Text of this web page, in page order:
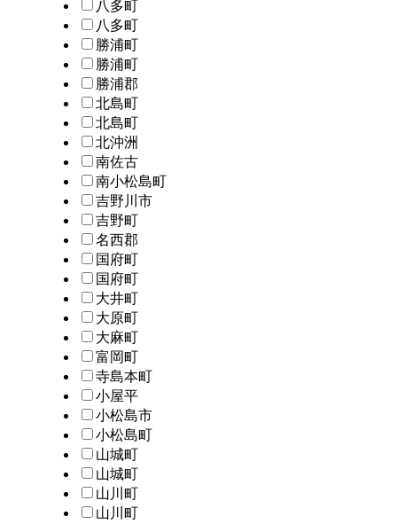
八多町
八多町
勝浦町
勝浦町
勝浦郡
北島町
北島町
北沖洲
南佐古
南小松島町
吉野川市
吉野町
名西郡
国府町
国府町
大井町
大原町
大麻町
富岡町
寺島本町
小屋平
小松島市
小松島町
山城町
山城町
山川町
山川町